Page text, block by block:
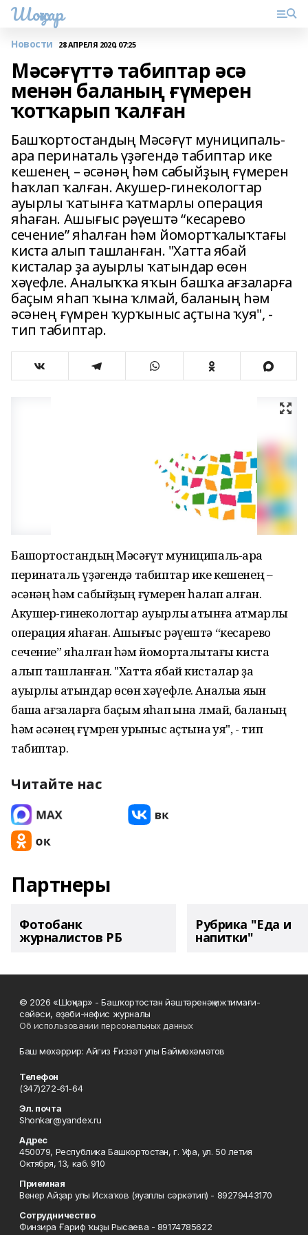
Шоңҡар
Новости 28 АПРЕЛЯ 2020, 07:25
Мәсәғүттә табиптар әсә
менән баланың ғүмерен
ҡотҡарып ҡалған
Башҡортостандың Мәсәғүт муниципаль-
ара перинаталь үҙәгендә табиптар ике
кешенең – әсәнәң һәм сабыйҙың ғүмерен
һаҡлап ҡалған. Акушер-гинекологтар
ауырлы ҡатынға ҡатмарлы операция
яһаған. Ашығыс рәүештә “кесарево
сечение” яһалған һәм йомортҡалыҡтағы
киста алып ташланған. "Хатта ябай
кисталар ҙа ауырлы ҡатындар өсөн
хәүефле. Аналыҡҡа яҡын башҡа ағзаларға
баҫым яһап ҡына ҡлмай, баланың һәм
әсәнең ғүмрен ҡурҡыныс аҫтына ҡуя", -
тип табиптар.
Башҡортостандың Мәсәғүт муниципаль-ара
перинаталь үҙәгендә табиптар ике кешенең –
әсәнәң һәм сабыйҙың ғүмерен һаҡлап ҡалған.
Акушер-гинекологтар ауырлы ҡатынға ҡатмарлы
операция яһаған. Ашығыс рәүештә “кесарево
сечение” яһалған һәм йомортҡалыҡтағы киста
алып ташланған. "Хатта ябай кисталар ҙа
ауырлы ҡатындар өсөн хәүефле. Аналыҡҡа яҡын
башҡа ағзаларға баҫым яһап ҡына ҡлмай, баланың
һәм әсәнең ғүмрен ҡурҡыныс аҫтына ҡуя", - тип
табиптар.
Читайте нас
Партнеры
Фотобанк
журналистов РБ
Рубрика "Еда и
напитки"
© 2026 «Шоңҡар» - Башҡортостан йәштәренәң ижтимағи-
сәйәси, әҙәби-нәфис журналы
Об использовании персональных данных
Баш мөхәррир: Айгиз Ғиззәт улы Баймөхәмәтов
Телефон
(347)272-61-64
Эл. почта
Shonkar@yandex.ru
Адрес
450079, Республика Башкортостан, г. Уфа, ул. 50 летия
Октября, 13, каб. 910
Приемная
Венер Айҙар улы Исхаҡов (яуаплы сәркәтип) - 89279443170
Сотрудничество
Финзира Ғариф ҡыҙы Рысаева - 89174785622